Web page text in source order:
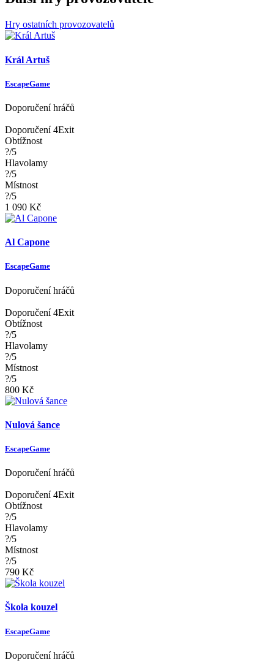
Hry ostatních provozovatelů
Král Artuš
EscapeGame
Doporučení hráčů
Doporučení 4Exit
Obtížnost
?/5
Hlavolamy
?/5
Místnost
?/5
1 090 Kč
Al Capone
EscapeGame
Doporučení hráčů
Doporučení 4Exit
Obtížnost
?/5
Hlavolamy
?/5
Místnost
?/5
800 Kč
Nulová šance
EscapeGame
Doporučení hráčů
Doporučení 4Exit
Obtížnost
?/5
Hlavolamy
?/5
Místnost
?/5
790 Kč
Škola kouzel
EscapeGame
Doporučení hráčů